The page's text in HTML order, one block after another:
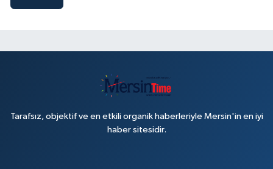
Tarafsız, objektif ve en etkili organik haberleriyle Mersin'in en iyi
haber sitesidir.